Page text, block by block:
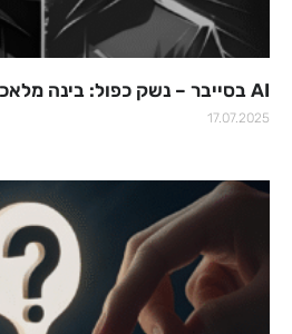
AI בסייבר – נשק כפול: בינה מלאכותית במתקפות ובהגנה
17.07.2025